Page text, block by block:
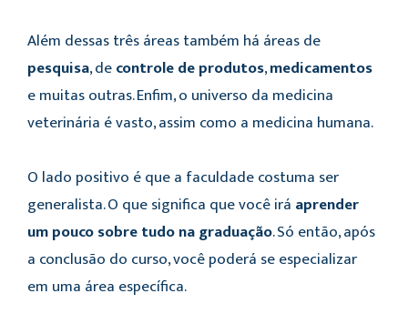
Além dessas três áreas também há áreas de
pesquisa, decontrole de produtos,medicamentos
e muitas outras. Enfim, o universo da medicina
veterinária é vasto, assim como a medicina humana.
O lado positivo é que a faculdade costuma ser
generalista. O que significa que você irá aprender
um pouco sobre tudo na graduação. Só então, após
a conclusão do curso, você poderá se especializar
em uma área específica.